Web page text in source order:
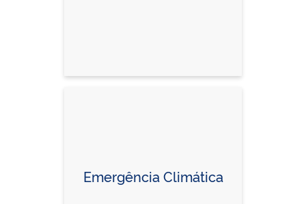
Emergência Climática